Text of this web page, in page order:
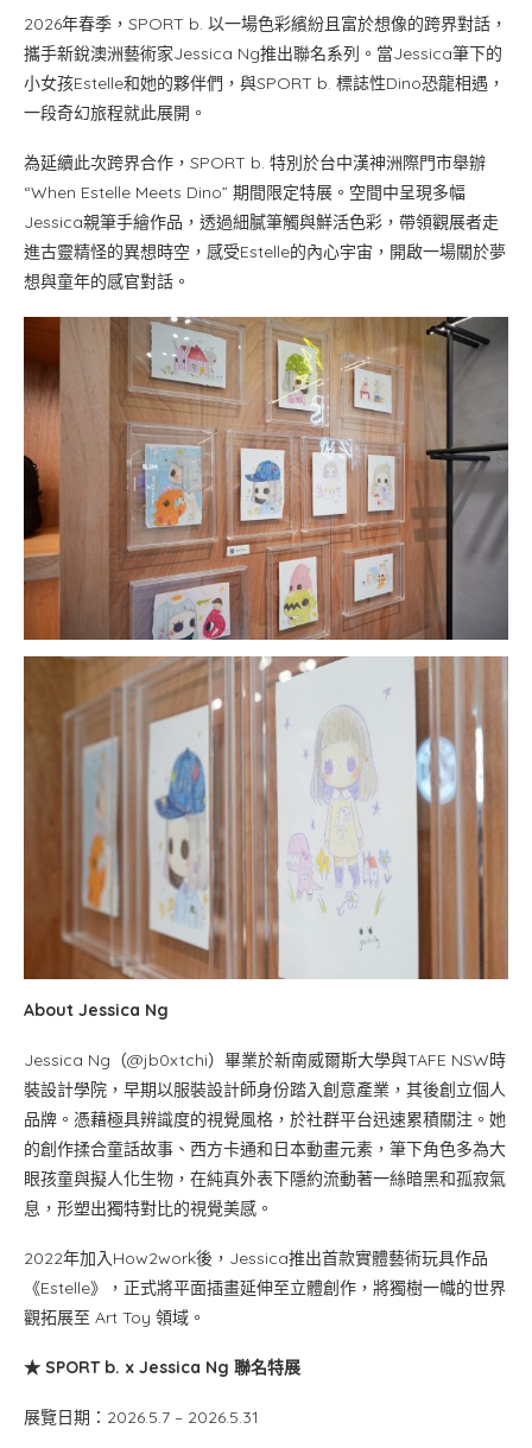
2026年春季，SPORT b. 以一場色彩繽紛且富於想像的跨界對話，
攜手新銳澳洲藝術家Jessica Ng推出聯名系列。當Jessica筆下的
小女孩Estelle和她的夥伴們，與SPORT b. 標誌性Dino恐龍相遇，
一段奇幻旅程就此展開。
為延續此次跨界合作，SPORT b. 特別於台中漢神洲際門市舉辦
“When Estelle Meets Dino” 期間限定特展。空間中呈現多幅
Jessica親筆手繪作品，透過細膩筆觸與鮮活色彩，帶領觀展者走
進古靈精怪的異想時空，感受Estelle的內心宇宙，開啟一場關於夢
想與童年的感官對話。
About Jessica Ng
Jessica Ng（@jb0xtchi）畢業於新南威爾斯大學與TAFE NSW時
裝設計學院，早期以服裝設計師身份踏入創意產業，其後創立個人
品牌。憑藉極具辨識度的視覺風格，於社群平台迅速累積關注。她
的創作揉合童話故事、西方卡通和日本動畫元素，筆下角色多為大
眼孩童與擬人化生物，在純真外表下隱約流動著一絲暗黑和孤寂氣
息，形塑出獨特對比的視覺美感。
2022年加入How2work後，Jessica推出首款實體藝術玩具作品
《Estelle》，正式將平面插畫延伸至立體創作，將獨樹一幟的世界
觀拓展至 Art Toy 領域。
★ SPORT b. x Jessica Ng 聯名特展
展覽日期：2026.5.7 – 2026.5.31